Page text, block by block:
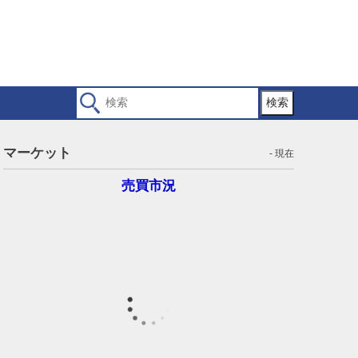
検索
マーケット - 現在
売買市況